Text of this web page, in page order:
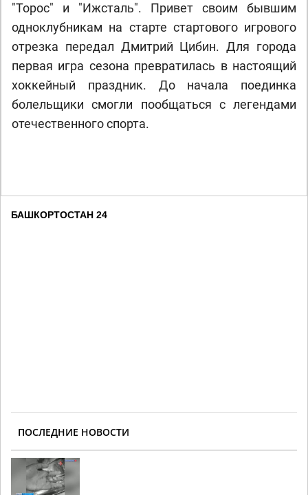
"Торос" и "Ижсталь". Привет своим бывшим
одноклубникам на старте стартового игрового
отрезка передал Дмитрий Цибин. Для города
первая игра сезона превратилась в настоящий
хоккейный праздник. До начала поединка
болельщики смогли пообщаться с легендами
отечественного спорта.
БАШКОРТОСТАН 24
ПОСЛЕДНИЕ НОВОСТИ